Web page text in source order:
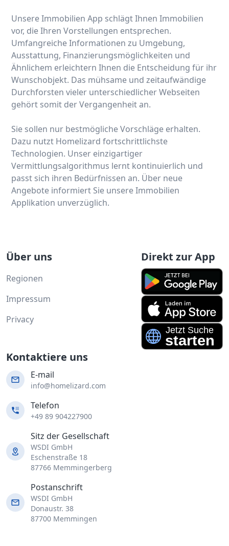
Unsere Immobilien App schlägt Ihnen Immobilien
vor, die Ihren Vorstellungen entsprechen.
Umfangreiche Informationen zu Umgebung,
Ausstattung, Finanzierungsmöglichkeiten und
Ähnlichem erleichtern Ihnen die Entscheidung für ihr
Wunschobjekt. Das mühsame und zeitaufwändige
Durchforsten vieler unterschiedlicher Webseiten
gehört somit der Vergangenheit an.
Sie sollen nur bestmögliche Vorschläge erhalten.
Dazu nutzt Homelizard fortschrittlichste
Technologien. Unser einzigartiger
Vermittlungsalgorithmus lernt kontinuierlich und
passt sich ihren Bedürfnissen an. Über neue
Angebote informiert Sie unsere Immobilien
Applikation unverzüglich.
Über uns
Regionen
Impressum
Privacy
Direkt zur App
Kontaktiere uns
E-mail
info@homelizard.com
Telefon
+49 89 904227900
Sitz der Gesellschaft
WSDI GmbH
Eschenstraße 18
87766 Memmingerberg
Postanschrift
WSDI GmbH
Donaustr. 38
87700 Memmingen